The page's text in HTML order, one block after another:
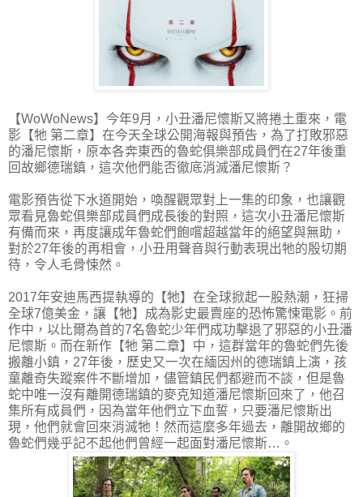
【WoWoNews】今年9月，小丑潘尼懷斯又將捲土重來，電
影【牠 第二章】在今天全球公開海報與預告，為了打敗邪惡
的潘尼懷斯，原本各奔東西的魯蛇俱樂部成員們在27年後重
回故鄉德瑞鎮，這次他們能否徹底消滅潘尼懷斯？
電影預告從下水道開始，喚醒觀眾對上一集的印象，也讓觀
眾看見魯蛇俱樂部成員們成長後的對照，這次小丑潘尼懷斯
有備而來，再度讓成年魯蛇們飽嚐超越當年的絕望與無助，
對於27年後的再相會，小丑用聲音與行動表現出牠的殷切期
待，令人毛骨悚然。
2017年安迪馬西提執導的【牠】在全球掀起一股熱潮，狂掃
全球7億美金，讓【牠】成為影史最賣座的恐怖驚悚電影。前
作中，以比爾為首的7名魯蛇少年們成功擊退了邪惡的小丑潘
尼懷斯。而在新作【牠 第二章】中，這群當年的魯蛇們先後
搬離小鎮，27年後，歷史又一次在緬因州的德瑞鎮上演，孩
童離奇失蹤案件不斷增加，儘管鎮民們都避而不談，但是魯
蛇中唯一沒有離開德瑞鎮的麥克知道潘尼懷斯回來了，他召
集所有成員們，因為當年他們立下血誓，只要潘尼懷斯出
現，他們就會回來消滅牠！然而這麼多年過去，離開故鄉的
魯蛇們幾乎記不起他們曾經一起面對潘尼懷斯…。